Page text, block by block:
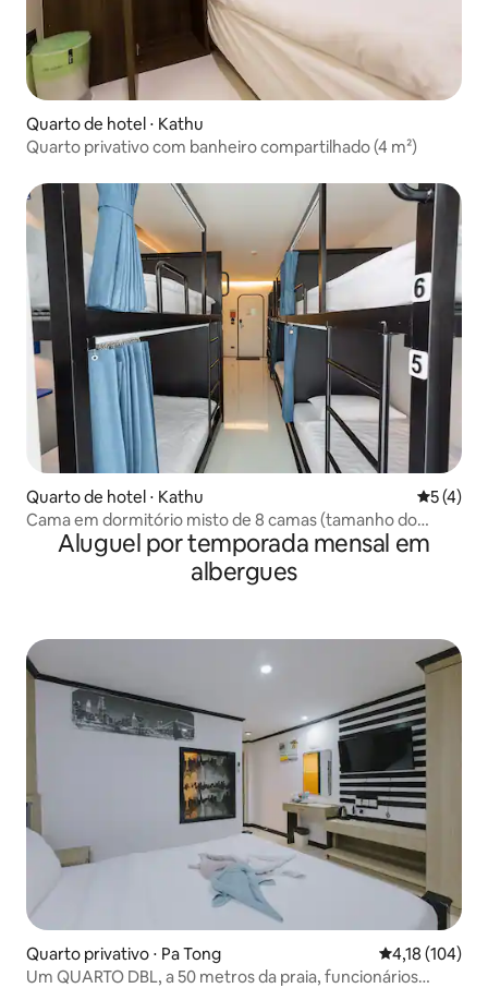
Quarto de hotel ⋅ Kathu
Quarto privativo com banheiro compartilhado (4 m²)
Quarto de hotel ⋅ Kathu 5 de
5 (4)
Cama em dormitório misto de 8 camas (tamanho do
quarto 23 m²)
Aluguel por temporada mensal em
albergues
Quarto privativo ⋅ Pa Tong 4,18 de uma
4,18 (104)
Um QUARTO DBL, a 50 metros da praia, funcionários